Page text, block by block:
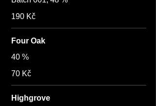
190 Kč
Four Oak
40 %
70 Kč
Highgrove